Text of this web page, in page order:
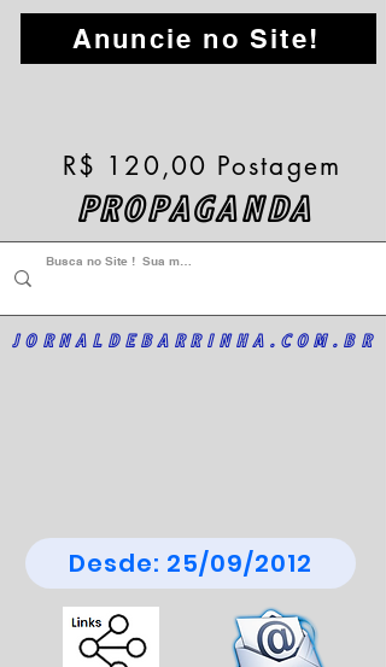
Anuncie no Site!
PROPAGANDA
R$ 120,00 Postagem
JORNALDEBARRINHA.COM.BR
Desde: 25/09/2012